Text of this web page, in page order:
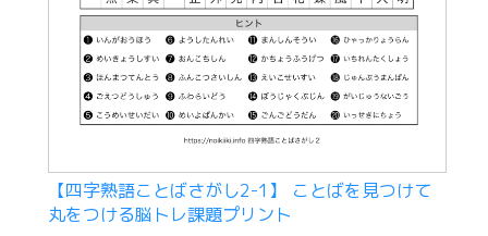
【四字熟語ことばさがし2-1】 ことばを見つけて
丸をつける脳トレ課題プリント